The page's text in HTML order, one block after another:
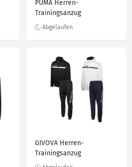
PUMA Herren-
Trainingsanzug
GIVOVA Herren-
Trainingsanzug